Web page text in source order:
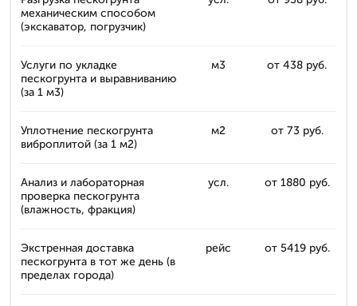
механическим способом
(экскаватор, погрузчик)
Услуги по укладке
пескогрунта и выравниванию
(за 1 м3)
м3 от 438 руб.
Уплотнение пескогрунта
виброплитой (за 1 м2)
м2 от 73 руб.
Анализ и лабораторная
проверка пескогрунта
(влажность, фракция)
усл. от 1880 руб.
Экстренная доставка
пескогрунта в тот же день (в
пределах города)
рейс от 5419 руб.